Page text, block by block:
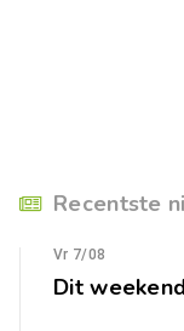
Recentste
Vr 7/08
Dit